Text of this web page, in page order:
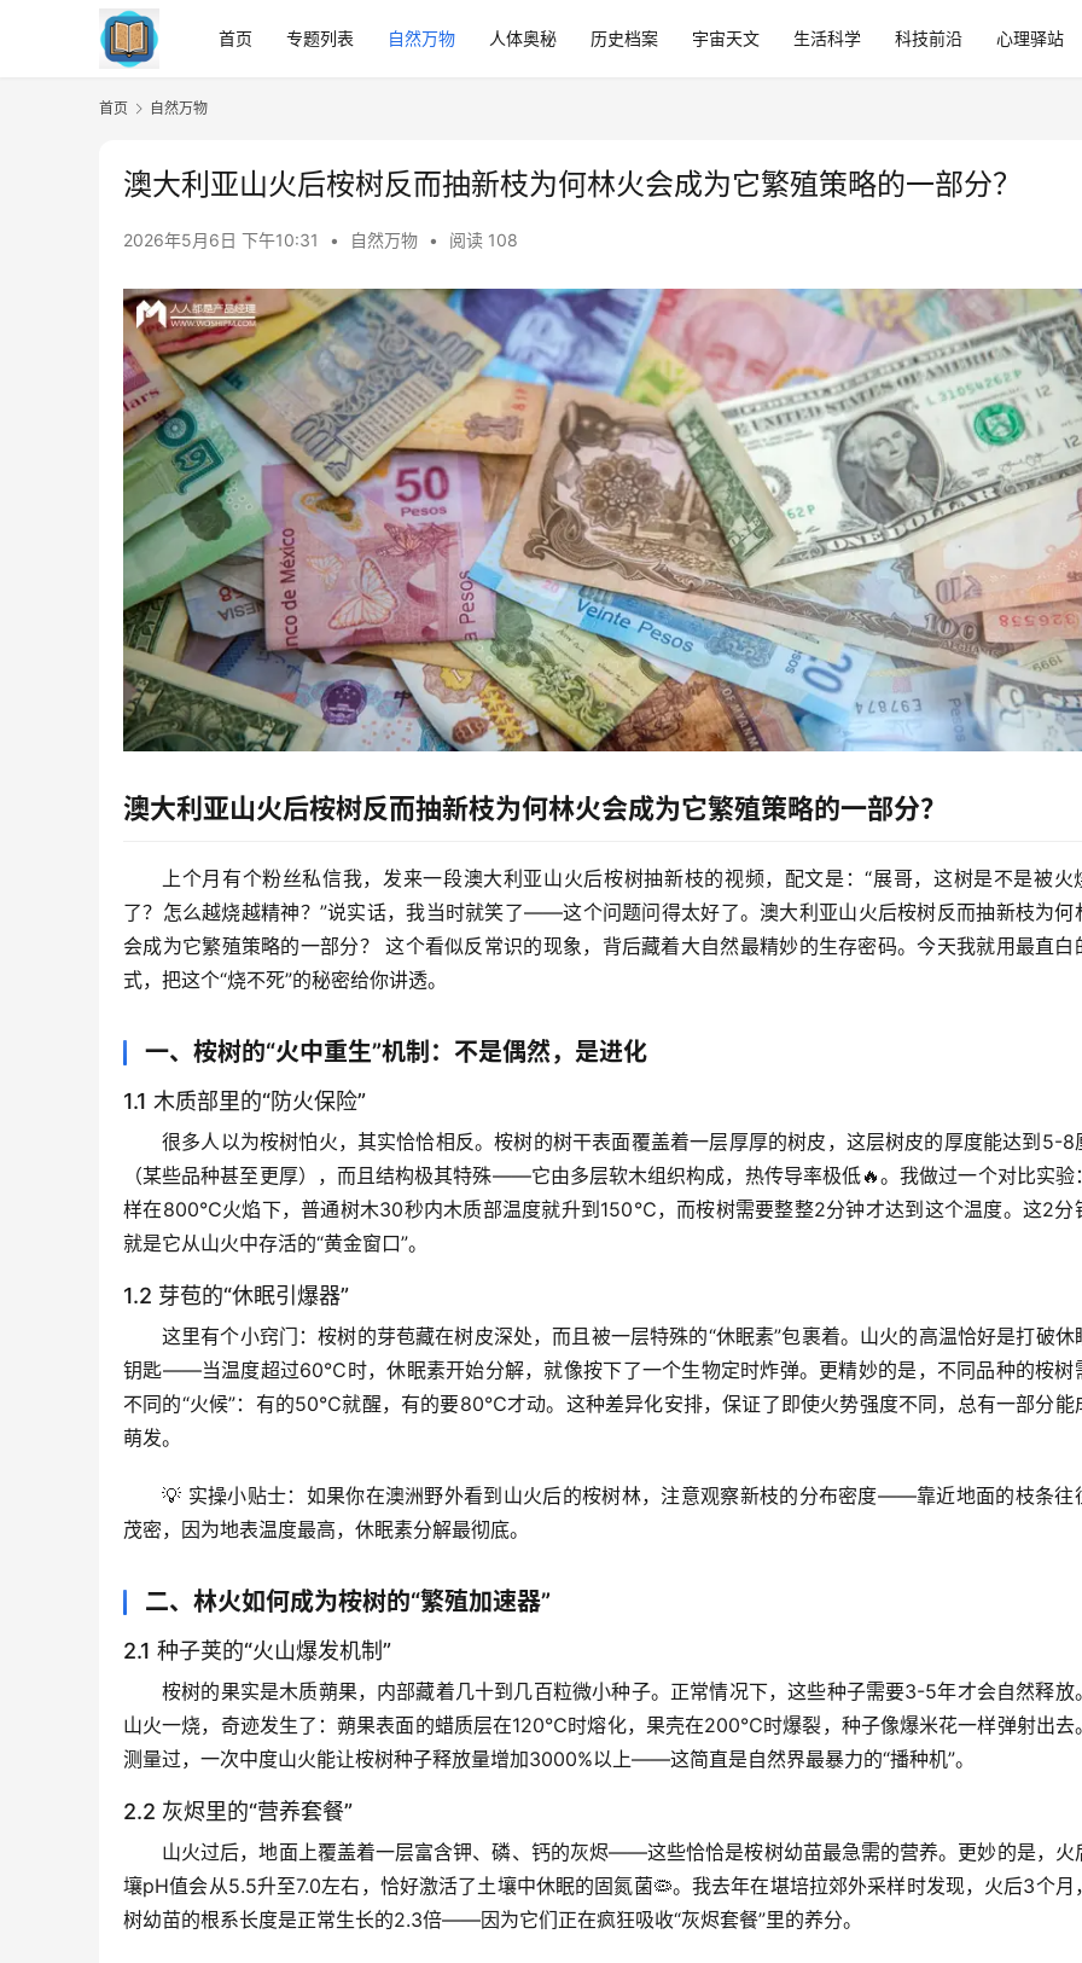
首页 专题列表 自然万物 人体奥秘 历史档案 宇宙天文 生活科学 科技前沿 心理驿站
首页 自然万物
澳大利亚山火后桉树反而抽新枝为何林火会成为它繁殖策略的一部分？
2026年5月6日 下午10:31 • 自然万物 • 阅读 108
澳大利亚山火后桉树反而抽新枝为何林火会成为它繁殖策略的一部分？
上个月有个粉丝私信我，发来一段澳大利亚山火后桉树抽新枝的视频，配文是：“展哥，这树是不是被火
了？怎么越烧越精神？”说实话，我当时就笑了——这个问题问得太好了。澳大利亚山火后桉树反而抽新枝为何
会成为它繁殖策略的一部分？
这个看似反常识的现象，背后藏着大自然最精妙的生存密码。今天我就用最直白
式，把这个“烧不死”的秘密给你讲透。
一、桉树的“火中重生”机制：不是偶然，是进化
1.1 木质部里的“防火保险”
很多人以为桉树怕火，其实恰恰相反。桉树的树干表面覆盖着一层厚厚的树皮，这层树皮的厚度能达到5-8
（某些品种甚至更厚），而且结构极其特殊——它由多层软木组织构成，热传导率极低🔥。我做过一个对比实验
样在800℃火焰下，普通树木30秒内木质部温度就升到150℃，而桉树需要整整2分钟才达到这个温度。这2分
就是它从山火中存活的“黄金窗口”。
1.2 芽苞的“休眠引爆器”
这里有个小窍门：桉树的芽苞藏在树皮深处，而且被一层特殊的“休眠素”包裹着。 山火的高温恰好是打破休
钥匙——当温度超过60℃时，休眠素开始分解，就像按下了一个生物定时炸弹。更精妙的是，不同品种的桉树
不同的“火候”：有的50℃就醒，有的要80℃才动。这种差异化安排，保证了即使火势强度不同，总有一部分能
萌发。
💡 实操小贴士：如果你在澳洲野外看到山火后的桉树林，注意观察新枝的分布密度——靠近地面的枝条往
茂密，因为地表温度最高，休眠素分解最彻底。
二、林火如何成为桉树的“繁殖加速器”
2.1 种子荚的“火山爆发机制”
桉树的果实是木质蒴果，内部藏着几十到几百粒微小种子。正常情况下，这些种子需要3-5年才会自然释放
山火一烧，奇迹发生了：蒴果表面的蜡质层在120℃时熔化，果壳在200℃时爆裂，种子像爆米花一样弹射出去
测量过，一次中度山火能让桉树种子释放量增加3000%以上——这简直是自然界最暴力的“播种机”。
2.2 灰烬里的“营养套餐”
山火过后，地面上覆盖着一层富含钾、磷、钙的灰烬——这些恰恰是桉树幼苗最急需的营养。更妙的是，火
壤pH值会从5.5升至7.0左右，恰好激活了土壤中休眠的固氮菌🦠。我去年在堪培拉郊外采样时发现，火后3个月
树幼苗的根系长度是正常生长的2.3倍——因为它们正在疯狂吸收“灰烬套餐”里的养分。